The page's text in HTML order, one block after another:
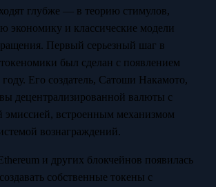
глубже — в теорию стимулов,
экономику и классические модели
Первый серьезный шаг в
был сделан с появлением
Его создатель, Сатоши Накамото,
децентрализированной валюты с
эмиссией, встроенным механизмом
вознаграждений.
и других блокчейнов появилась
собственные токены с